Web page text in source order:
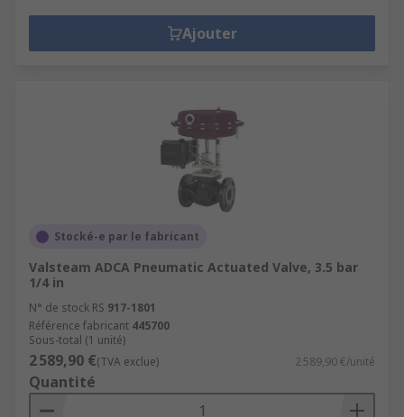
Ajouter
Stocké-e par le fabricant
Valsteam ADCA Pneumatic Actuated Valve, 3.5 bar
1/4 in
N° de stock RS 917-1801
Référence fabricant 445700
Sous-total (1 unité)
2 589,90 €(TVA exclue) 2 589,90 €/unité
Quantité